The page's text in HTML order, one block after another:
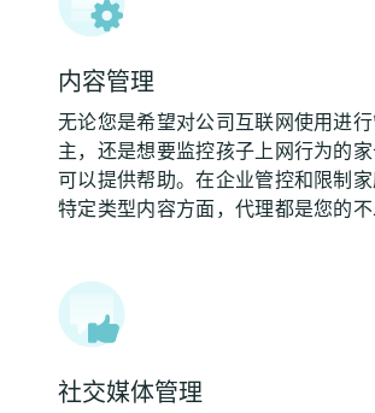
内容管理
无论您是希望对公司互联网使用进
主，还是想要监控孩子上网行为的
可以提供帮助。在企业管控和限制
特定类型内容方面，代理都是您的不
社交媒体管理